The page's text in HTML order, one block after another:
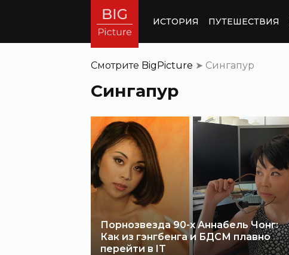
ИСТОРИЯ ПУТЕШЕСТВИЯ
Смотрите BigPicture ➤ Сингапур
Сингапур
Порнозвезда 90-х Аннабель Чонг:
Как из гэнгбенга и БДСМ плавно
перейти в IT